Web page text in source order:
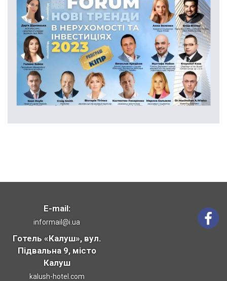
E-mail:
informail@i.ua
Готель «Калуш», вул.
Підвальна 9, місто
Калуш
kalush-hotel.com